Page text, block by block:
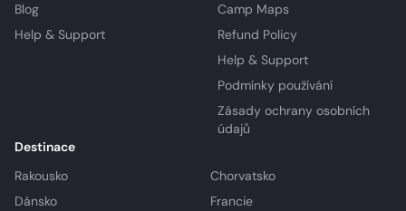
Blog
Help & Support
Camp Maps
Refund Policy
Help & Support
Podmínky používání
Zásady ochrany osobních
údajů
Destinace
Rakousko
Chorvatsko
Dánsko
Francie